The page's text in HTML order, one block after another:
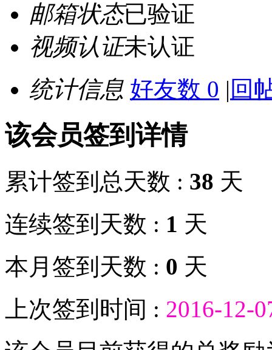
邮箱状态已验证
视频认证未认证
统计信息 好友数 0 | 回
该会员签到详情
累计签到总天数 : 38 天
连续签到天数 : 1 天
本月签到天数 : 0 天
上次签到时间 : 2016-12-